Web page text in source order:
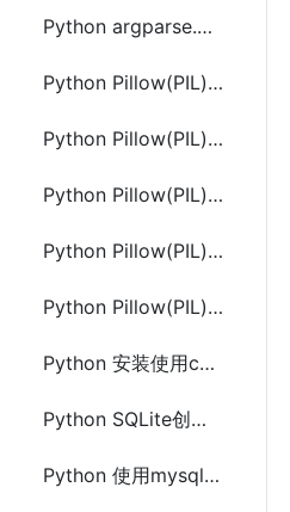
Python argparse.ArgumentParser的add_argument()用法
Python Pillow(PIL)安装及Image 类的使用
Python Pillow(PIL) 图像处理(分离、合并、裁剪、几何变换)
Python Pillow(PIL) ImageFilter和ImageColor的使用
Python Pillow(PIL) ImageFont的使用
Python Pillow(PIL) ImageDraw的使用
Python 安装使用cx_Oracle操作Oracle数据库
Python SQLite创建数据库和数据表及数据的增删改查
Python 使用mysql.connector、pymysql和 MYSQLdb(MysqlClient)操作MySQL数据库